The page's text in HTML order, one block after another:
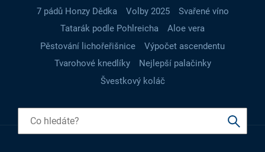
7 pádů Honzy Dědka
Volby 2025
Svařené víno
Tatarák podle Pohlreicha
Aloe vera
Pěstování lichořeřišnice
Výpočet ascendentu
Tvarohové knedlíky
Nejlepší palačinky
Švestkový koláč